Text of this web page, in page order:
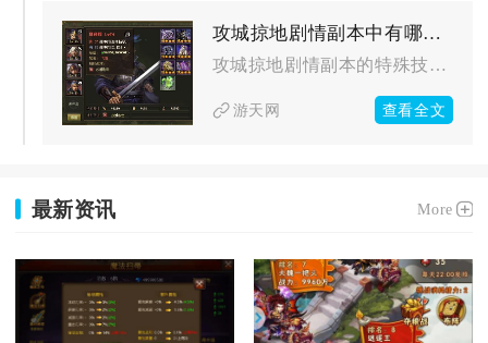
攻城掠地剧情副本中有哪些特殊技能或道具
攻城掠地剧情副本的特殊技能与道具，涵盖武将觉醒技、副本专属战...
游天网 查看全文
最新资讯 More